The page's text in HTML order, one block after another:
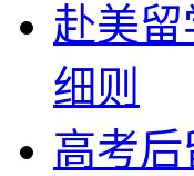
赴美
细则
高考